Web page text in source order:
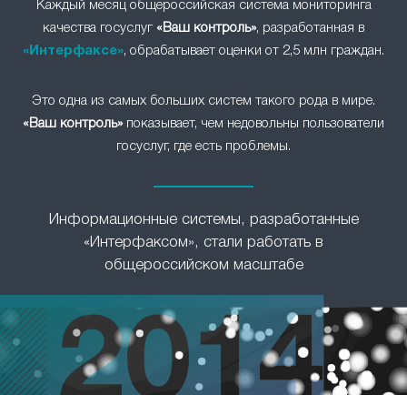
Каждый месяц общероссийская система мониторинга
качества госуслуг «Ваш контроль», разработанная в
«Интерфаксе», обрабатывает оценки от 2,5 млн граждан.
Это одна из самых больших систем такого рода в мире.
«Ваш контроль»показывает, чем недовольны пользователи
госуслуг, где есть проблемы.
Информационные системы, разработанные
«Интерфаксом», стали работать в
общероссийском масштабе